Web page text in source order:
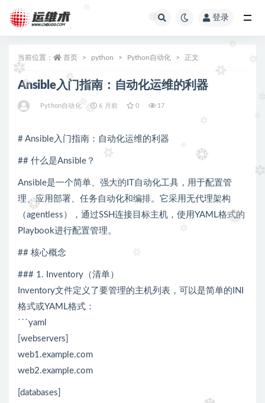
登录
当前位置： 首页 python Python自动化 正文
Ansible入门指南：自动化运维的利器
Python自动化 6 月前 0 17
# Ansible入门指南：自动化运维的利器
## 什么是Ansible？
Ansible是一个简单、强大的IT自动化工具，用于配置管
理、应用部署、任务自动化和编排。它采用无代理架构
（agentless），通过SSH连接目标主机，使用YAML格式的
Playbook进行配置管理。
## 核心概念
### 1. Inventory（清单）
Inventory文件定义了要管理的主机列表，可以是简单的INI
格式或YAML格式：
```yaml
[webservers]
web1.example.com
web2.example.com
[databases]